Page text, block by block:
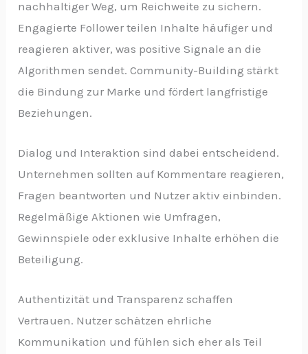
nachhaltiger Weg, um Reichweite zu sichern.
Engagierte Follower teilen Inhalte häufiger und
reagieren aktiver, was positive Signale an die
Algorithmen sendet. Community-Building stärkt
die Bindung zur Marke und fördert langfristige
Beziehungen.
Dialog und Interaktion sind dabei entscheidend.
Unternehmen sollten auf Kommentare reagieren,
Fragen beantworten und Nutzer aktiv einbinden.
Regelmäßige Aktionen wie Umfragen,
Gewinnspiele oder exklusive Inhalte erhöhen die
Beteiligung.
Authentizität und Transparenz schaffen
Vertrauen. Nutzer schätzen ehrliche
Kommunikation und fühlen sich eher als Teil